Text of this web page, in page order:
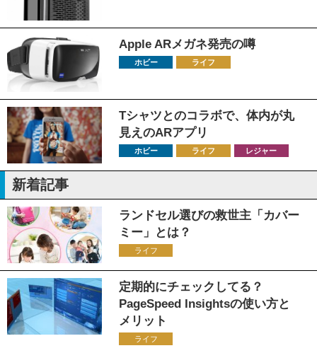
Apple ARメガネ発売の噂
ホビー ライフ
Tシャツとのコラボで、体内が丸
見えのARアプリ
ホビー ライフ レジャー
新着記事
ランドセル選びの救世主「カバー
ミー」とは？
ライフ
定期的にチェックしてる？
PageSpeed Insightsの使い方と
メリット
ライフ